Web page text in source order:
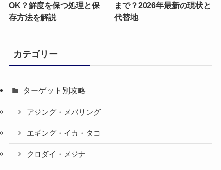
OK？鮮度を保つ処理と保
存方法を解説
まで？2026年最新の現状と
代替地
カテゴリー
ターゲット別攻略
アジング・メバリング
エギング・イカ・タコ
クロダイ・メジナ